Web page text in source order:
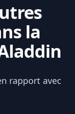
la
rapport avec